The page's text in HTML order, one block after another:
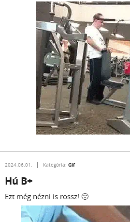
2024.06.01. Kategória: Gif
Hú B+
Ezt még nézni is rossz! 🙁